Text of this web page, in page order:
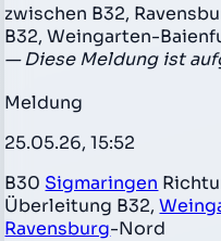
zwischen B32,
B32, Weingarten-
— Diese Meldung ist
Meldung
25.05.26, 15:52
B30 Sigmaringen
Überleitung B32,
Ravensburg-Nord